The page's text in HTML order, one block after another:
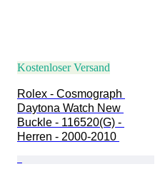
Kostenloser Versand
Rolex - Cosmograph
Daytona Watch New
Buckle - 116520(G) -
Herren - 2000-2010